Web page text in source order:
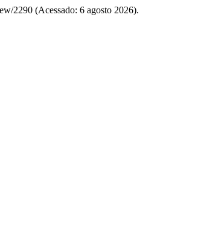
2290 (Acessado: 6 agosto 2026).